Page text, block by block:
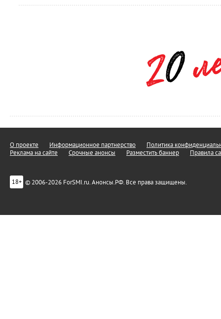
О проекте Информационное партнерство
Политика
Реклама на сайте
Срочные анонсы Разместить баннер Правила
18+ © 2006-2026 ForSMI.ru. Анонсы.РФ. Все права защищены.